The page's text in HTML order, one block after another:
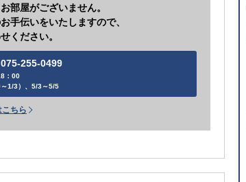
部屋がございません。
手伝いをいたしますので、
ください。
255-0499
：00
1/3）、5/3～5/5
ちら